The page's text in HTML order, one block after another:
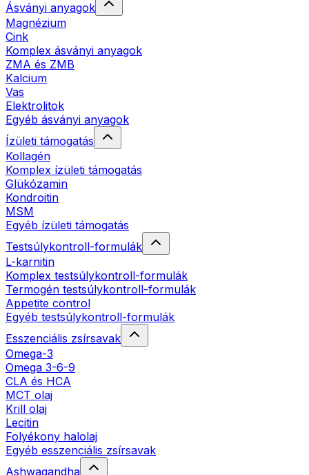
Ásványi anyagok
Magnézium
Cink
Komplex ásványi anyagok
ZMA és ZMB
Kalcium
Vas
Elektrolitok
Egyéb ásványi anyagok
Ízületi támogatás
Kollagén
Komplex ízületi támogatás
Glükózamin
Kondroitin
MSM
Egyéb ízületi támogatás
Testsúlykontroll-formulák
L-karnitin
Komplex testsúlykontroll-formulák
Termogén testsúlykontroll-formulák
Appetite control
Egyéb testsúlykontroll-formulák
Esszenciális zsírsavak
Omega-3
Omega 3-6-9
CLA és HCA
MCT olaj
Krill olaj
Lecitin
Folyékony halolaj
Egyéb esszenciális zsírsavak
Ashwagandha